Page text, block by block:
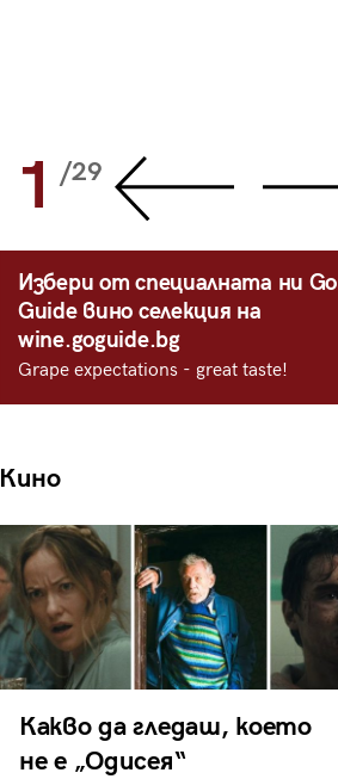
1 /29
Избери от специалната ни Go
Guide вино селекция на
wine.goguide.bg
Grape expectations - great taste!
Кино
Какво да гледаш, което
не е „Одисея“